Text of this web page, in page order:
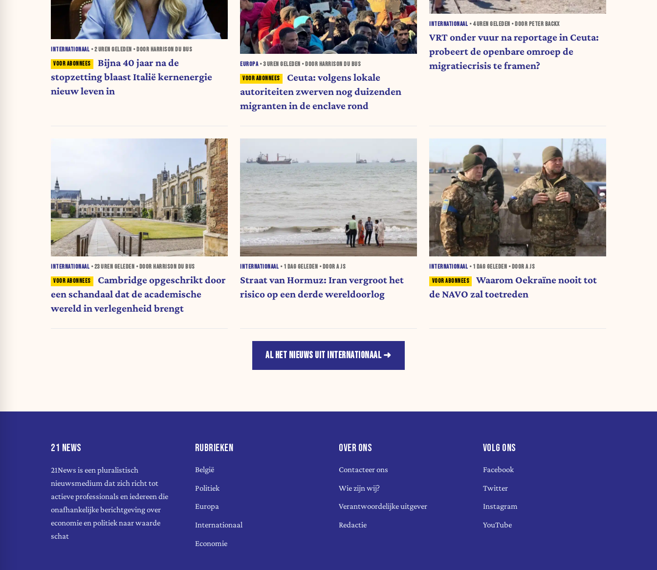
INTERNATIONAAL •2 UREN GELEDEN • DOOR HARRISON DU BUS
Bijna 40 jaar na de
stopzetting blaast Italië kernenergie
nieuw leven in
EUROPA•3 UREN GELEDEN • DOOR HARRISON DU BUS
Ceuta: volgens lokale
autoriteiten zwerven nog duizenden
migranten in de enclave rond
INTERNATIONAAL • 4 UREN GELEDEN • DOOR PETER BACKX
VRT onder vuur na reportage in Ceuta:
probeert de openbare omroep de
migratiecrisis te framen?
INTERNATIONAAL •23 UREN GELEDEN • DOOR HARRISON DU BUS
Cambridge opgeschrikt door
een schandaal dat de academische
wereld in verlegenheid brengt
INTERNATIONAAL • 1 DAG GELEDEN • DOOR A JS
Straat van Hormuz: Iran vergroot het
risico op een derde wereldoorlog
INTERNATIONAAL • 1 DAG GELEDEN • DOOR A JS
Waarom Oekraïne nooit tot
de NAVO zal toetreden
AL HET NIEUWS UIT INTERNATIONAAL
21 NEWS
21News is een pluralistisch
nieuwsmedium dat zich richt tot
actieve professionals en iedereen die
onafhankelijke berichtgeving over
economie en politiek naar waarde
schat
RUBRIEKEN
België
Politiek
Europa
Internationaal
Economie
OVER ONS
Contacteer ons
Wie zijn wij?
Verantwoordelijke uitgever
Redactie
VOLG ONS
Facebook
Twitter
Instagram
YouTube